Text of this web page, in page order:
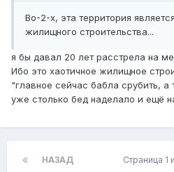
Во-2-х, эта территория
жилищного строительства...
я бы давал 20 лет расстрела на
Ибо это хаотичное жилищное
"главное сейчас бабла срубить, а
уже столько бед наделало и ещё
НАЗАД Страница 1